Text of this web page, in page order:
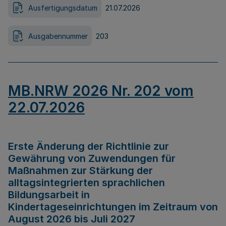
Ausfertigungsdatum 21.07.2026
Ausgabennummer 203
MB.NRW 2026 Nr. 202 vom
22.07.2026
Erste Änderung der Richtlinie zur
Gewährung von Zuwendungen für
Maßnahmen zur Stärkung der
alltagsintegrierten sprachlichen
Bildungsarbeit in
Kindertageseinrichtungen im Zeitraum von
August 2026 bis Juli 2027